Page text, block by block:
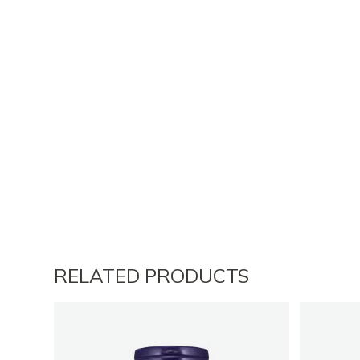
RELATED PRODUCTS